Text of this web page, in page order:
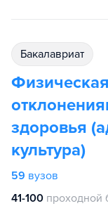
бакалавриат
здоровья
культура)
59 вузов
41-100 проходной